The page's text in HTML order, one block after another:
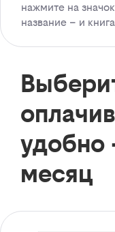
нажмите на
название – и
удобно
месяц